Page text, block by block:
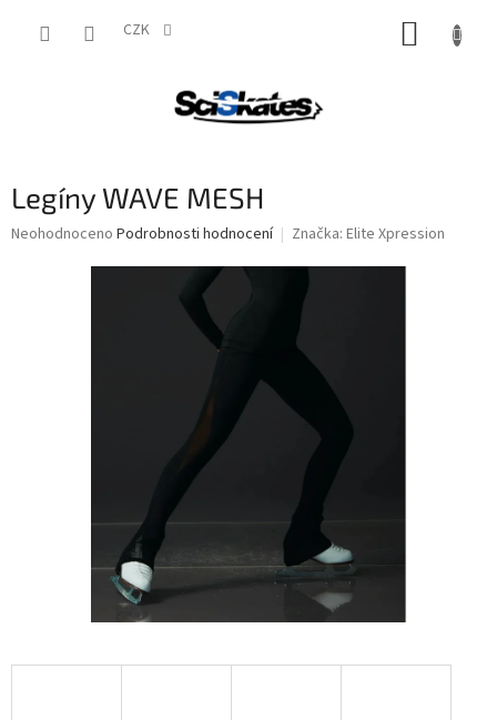
CZK
Legíny WAVE MESH
Průměrné
Neohodnoceno Podrobnosti hodnocení Značka: Elite Xpression